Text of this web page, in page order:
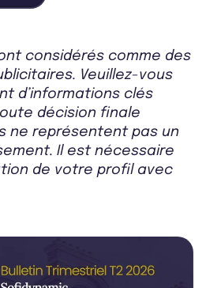
considérés comme des
Veuillez-vous
d’informations clés
décision finale
ne représentent pas un
Il est nécessaire
de votre profil avec